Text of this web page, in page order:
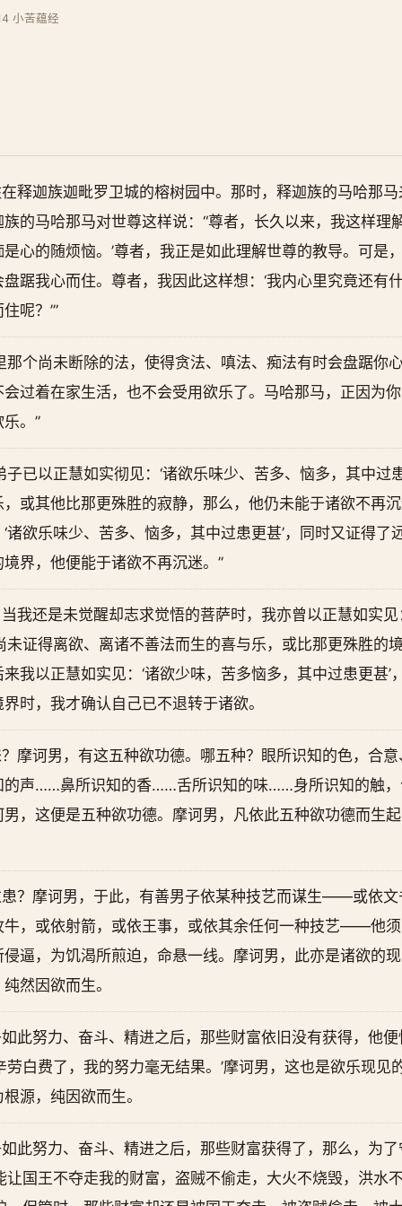
小苦蕴经
释迦族迦毗罗卫城的榕树园中。那时，释迦族的马哈那
的马哈那马对世尊这样说：“尊者，长久以来，我这样理
心的随烦恼。’尊者，我正是如此理解世尊的教导。可是
踞我心而住。尊者，我因此这样想：‘我内心里究竟还有
呢？’”
那个尚未断除的法，使得贪法、嗔法、痴法有时会盘踞你
过着在家生活，也不会受用欲乐了。马哈那马，正因为
。”
子已以正慧如实彻见：‘诸欲乐味少、苦多、恼多，其中过
或其他比那更殊胜的寂静，那么，他仍未能于诸欲不再
诸欲乐味少、苦多、恼多，其中过患更甚’，同时又证得了
界，他便能于诸欲不再沉迷。”
我还是未觉醒却志求觉悟的菩萨时，我亦曾以正慧如实见
未证得离欲、离诸不善法而生的喜与乐，或比那更殊胜的
我以正慧如实见：‘诸欲少味，苦多恼多，其中过患更甚’
时，我才确认自己已不退转于诸欲。
摩诃男，有这五种欲功德。哪五种？眼所识知的色，合
的声……鼻所识知的香……舌所识知的味……身所识知的触，
，这便是五种欲功德。摩诃男，凡依此五种欲功德而生
？摩诃男，于此，有善男子依某种技艺而谋生——或依
牛，或依射箭，或依王事，或依其余任何一种技艺——他
逼，为饥渴所煎迫，命悬一线。摩诃男，此亦是诸欲的
然因欲而生。
此努力、奋斗、精进之后，那些财富依旧没有获得，他
劳白费了，我的努力毫无结果。’摩诃男，这也是欲乐现见
源，纯因欲而生。
此努力、奋斗、精进之后，那些财富获得了，那么，为
让国王不夺走我的财富，盗贼不偷走，大火不烧毁，洪水